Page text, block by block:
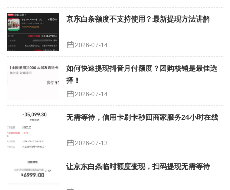
京东白条额度不支持使用？最新提现方法讲解
2026-07-14
如何快速提现抖音月付额度？团购核销是最佳选
择！
2026-07-14
无需等待，信用卡刷卡秒回商家服务24小时在线
2026-07-13
让京东白条临时额度变现，扫码提现无需等待